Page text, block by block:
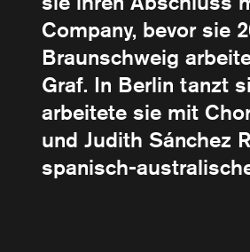
Company, bevor sie
Braunschweig
Graf. In Berlin tanzt
arbeitete sie mit
und Judith Sánchez
spanisch-